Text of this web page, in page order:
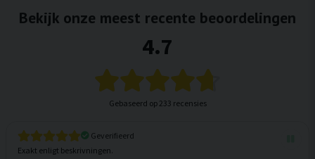
Bekijk onze meest recente beoordelingen
4.7
Gebaseerd op 233 recensies
Geverifieerd
Exakt enligt beskrivningen.